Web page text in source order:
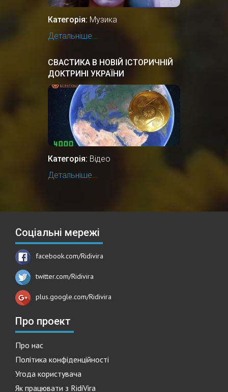
Категорія: Музика
Детальніше...
СВАСТИКА В НОВІЙ ІСТОРИЧНІЙ
ДОКТРИНІ УКРАЇНИ
Категорія: Відео
Детальніше...
Соціальні мережі
facebook.com/Ridivira
twitter.com/Ridivira
plus.google.com/Ridivira
Про проект
Про нас
Політика конфіденційності
Угода користувача
Як працювати з RidiVira